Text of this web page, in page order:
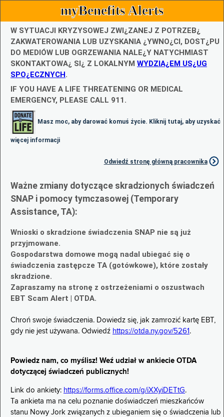
myBenefits Alerts
W SYTUACJI KRYZYSOWEJ ZWI¿ZANEJ Z POTRZEB¿
ZAKWATEROWANIA LUB UZYSKANIA ¿YWNO¿CI, DOST¿PU
DO MEDIÓW LUB OGRZEWANIA NALE¿Y NATYCHMIAST
SKONTAKTOWA¿ SI¿ Z LOKALNYM WYDZIA¿EM US¿UG
SPO¿ECZNYCH.
IF YOU HAVE A LIFE THREATENING OR MEDICAL
EMERGENCY, PLEASE CALL 911.
Masz moc, aby darować komuś życie. Kliknij tutaj, aby uzyskać
więcej informacji
Odwiedź stronę główną pracownika
Ważne zmiany dotyczące skradzionych świadczeń
SNAP i pomocy tymczasowej (Temporary
Assistance, TA):
Wnioski o skradzione świadczenia SNAP nie są już
przyjmowane.
Gospodarstwa domowe mogą nadal ubiegać się o
świadczenia zastępcze TA (gotówkowe), które zostały
skradzione.
Zapraszamy na stronę z ostrzeżeniami o oszustwach
EBT Scam Alert | OTDA.
Chroń swoje świadczenia. Dowiedz się, jak zamrozić kartę EBT,
gdy nie jest używana. Odwiedź https://otda.ny.gov/5261 .
Powiedz nam, co myślisz! Weź udział w ankiecie OTDA
dotyczącej świadczeń publicznych!
Link do ankiety: https://forms.office.com/g/iXXyiDETtG.
Ta ankieta ma na celu poznanie doświadczeń mieszkańców
stanu Nowy Jork związanych z ubieganiem się o świadczenia lub